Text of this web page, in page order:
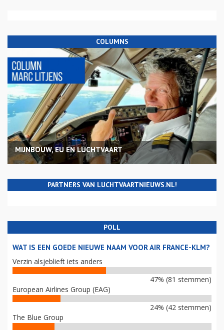
COLUMNS
MIJNBOUW, EU EN LUCHTVAART
PARTNERS VAN LUCHTVAARTNIEUWS.NL!
POLL
WAT IS EEN GOEDE NIEUWE NAAM VOOR AIR FRANCE-KLM?
Verzin alsjeblieft iets anders
47% (81 stemmen)
European Airlines Group (EAG)
24% (42 stemmen)
The Blue Group